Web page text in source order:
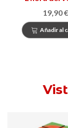
19,90 €
Añadir al